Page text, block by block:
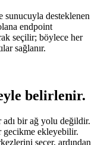
sunucuyla desteklenen
endpoint
seçilir; böylece her
sağlanır.
belirlenir.
bir ağ yolu değildir.
gecikme ekleyebilir.
seçer, ardından